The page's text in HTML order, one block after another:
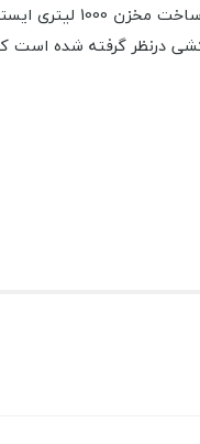
بو ،مزه ی مایعات ایجاد نمی شود.
درنظر گرفته شده است که